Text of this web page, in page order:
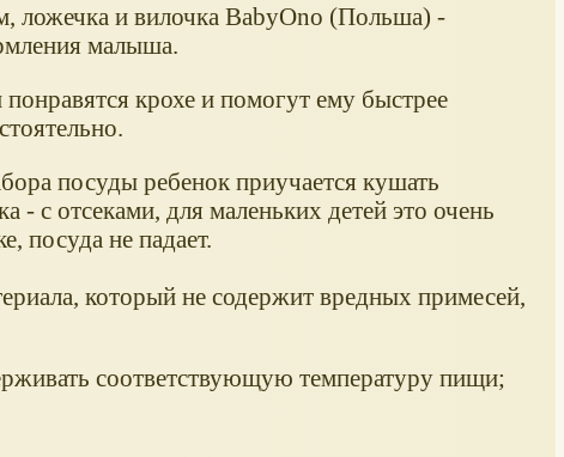
ложечка и вилочка BabyOno (Польша) -
малыша.
крохе и помогут ему быстрее
посуды ребенок приучается кушать
- с отсеками, для маленьких детей это очень
посуда не падает.
который не содержит вредных примесей,
соответствующую температуру пищи;